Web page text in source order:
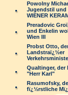
Powolny
Jugendstil und
WIENER
Preradovic
und Enkelin
Wien III
Probst Otto,
Landstraï¿½er
Qualtinger, der
"Herr Karl"
Rasumofsky,
fï¿½rstliche